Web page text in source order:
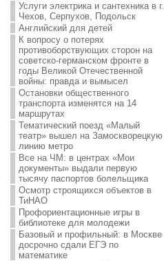
Услуги электрика и сантехника в г.
Чехов, Серпухов, Подольск
Английский для детей
К вопросу о потерях
противоборствующих сторон на
советско-германском фронте в
годы Великой Отечественной
войны: правда и вымысел
Остановки общественного
транспорта изменятся на 14
маршрутах
Тематический поезд «Малый
театр» вышел на Замоскворецкую
линию метро
Все на ЧМ: в центрах «Мои
документы» выдали первую
тысячу паспортов болельщика
Осмотр строящихся объектов в
ТиНАО
Профориентационные игры в
библиотеке для молодежи
Базовый и профильный: в Москве
досрочно сдали ЕГЭ по
математике